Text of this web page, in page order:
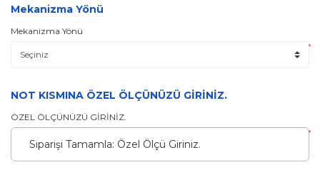
Mekanizma Yönü
Mekanizma Yönü
*
NOT KISMINA ÖZEL ÖLÇÜNÜZÜ GİRİNİZ.
ÖZEL ÖLÇÜNÜZÜ GİRİNİZ.
*